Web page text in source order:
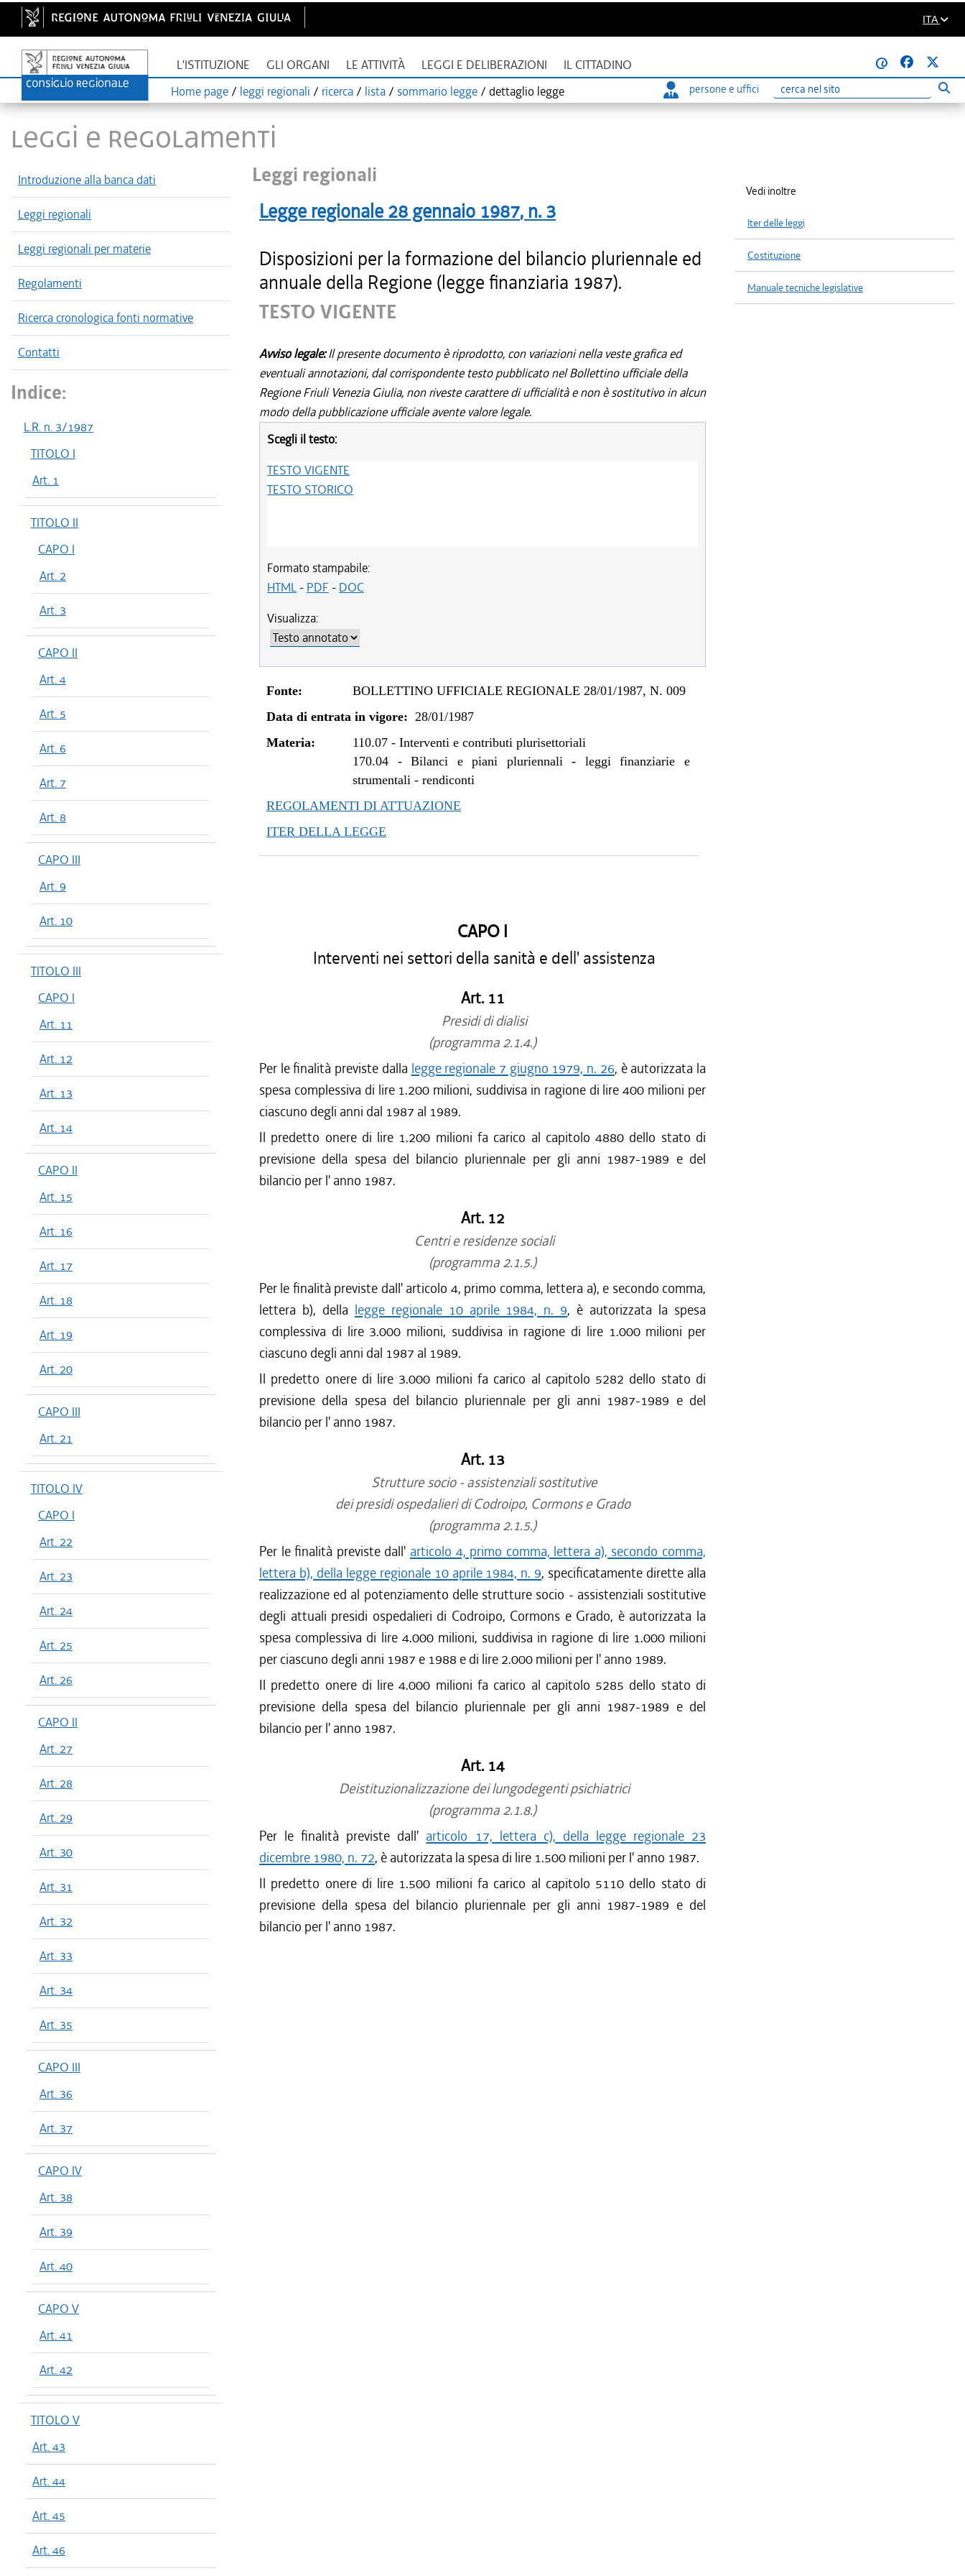
ITA
L'ISTITUZIONE GLI ORGANI LE ATTIVITÀ LEGGI E DELIBERAZIONI IL CITTADINO
@
Home page / leggi regionali / ricerca / lista / sommario legge / dettaglio legge persone e uffici
Ricerca
LEGGI E REGOLAMENTI
Introduzione alla banca dati
Leggi regionali
Leggi regionali per materie
Regolamenti
Ricerca cronologica fonti normative
Contatti
Indice:
L.R. n. 3/1987
TITOLO I
Art. 1
TITOLO II
CAPO I
Art. 2
Art. 3
CAPO II
Art. 4
Art. 5
Art. 6
Art. 7
Art. 8
CAPO III
Art. 9
Art. 10
TITOLO III
CAPO I
Art. 11
Art. 12
Art. 13
Art. 14
CAPO II
Art. 15
Art. 16
Art. 17
Art. 18
Art. 19
Art. 20
CAPO III
Art. 21
TITOLO IV
CAPO I
Art. 22
Art. 23
Art. 24
Art. 25
Art. 26
CAPO II
Art. 27
Art. 28
Art. 29
Art. 30
Art. 31
Art. 32
Art. 33
Art. 34
Art. 35
CAPO III
Art. 36
Art. 37
CAPO IV
Art. 38
Art. 39
Art. 40
CAPO V
Art. 41
Art. 42
TITOLO V
Art. 43
Art. 44
Art. 45
Art. 46
Leggi regionali
Legge regionale 28 gennaio 1987, n. 3
Disposizioni per la formazione del bilancio pluriennale ed
annuale della Regione (legge finanziaria 1987).
TESTO VIGENTE
Avviso legale:Il presente documento è riprodotto, con variazioni nella veste grafica ed
eventuali annotazioni, dal corrispondente testo pubblicato nel Bollettino ufficiale della
Regione Friuli Venezia Giulia, non riveste carattere di ufficialità e non è sostitutivo in alcun
modo della pubblicazione ufficiale avente valore legale.
Scegli il testo:
TESTO VIGENTE
TESTO STORICO
Formato stampabile:
HTML- PDF - DOC
Visualizza:
Fonte:
BOLLETTINO UFFICIALE REGIONALE 28/01/1987, N. 009
Data di entrata in vigore: 28/01/1987
Materia:
110.07 -Interventi e contributi plurisettoriali
170.04 -Bilanci e piani pluriennali - leggi finanziarie e
strumentali - rendiconti
REGOLAMENTI DI ATTUAZIONE
ITER DELLA LEGGE
CAPO I
Interventi nei settori della sanità e dell' assistenza
Art. 11
Presidi di dialisi
(programma 2.1.4.)
Per le finalità previste dalla legge regionale 7 giugno 1979, n. 26, è autorizzata la
spesa complessiva di lire 1.200 milioni, suddivisa in ragione di lire 400 milioni per
ciascuno degli anni dal 1987 al 1989.
Il predetto onere di lire 1.200 milioni fa carico al capitolo 4880 dello stato di
previsione della spesa del bilancio pluriennale per gli anni 1987-1989 e del
bilancio per l' anno 1987.
Art. 12
Centri e residenze sociali
(programma 2.1.5.)
Per le finalità previste dall' articolo 4, primo comma, lettera a), e secondo comma,
lettera b), della legge regionale 10 aprile 1984, n. 9, è autorizzata la spesa
complessiva di lire 3.000 milioni, suddivisa in ragione di lire 1.000 milioni per
ciascuno degli anni dal 1987 al 1989.
Il predetto onere di lire 3.000 milioni fa carico al capitolo 5282 dello stato di
previsione della spesa del bilancio pluriennale per gli anni 1987-1989 e del
bilancio per l' anno 1987.
Art. 13
Strutture socio - assistenziali sostitutive
dei presidi ospedalieri di Codroipo, Cormons e Grado
(programma 2.1.5.)
Per le finalità previste dall' articolo 4, primo comma, lettera a), secondo comma,
lettera b), della legge regionale 10 aprile 1984, n. 9, specificatamente dirette alla
realizzazione ed al potenziamento delle strutture socio - assistenziali sostitutive
degli attuali presidi ospedalieri di Codroipo, Cormons e Grado, è autorizzata la
spesa complessiva di lire 4.000 milioni, suddivisa in ragione di lire 1.000 milioni
per ciascuno degli anni 1987 e 1988 e di lire 2.000 milioni per l' anno 1989.
Il predetto onere di lire 4.000 milioni fa carico al capitolo 5285 dello stato di
previsione della spesa del bilancio pluriennale per gli anni 1987-1989 e del
bilancio per l' anno 1987.
Art. 14
Deistituzionalizzazione dei lungodegenti psichiatrici
(programma 2.1.8.)
Per le finalità previste dall' articolo 17, lettera c), della legge regionale 23
dicembre 1980, n. 72, è autorizzata la spesa di lire 1.500 milioni per l' anno 1987.
Il predetto onere di lire 1.500 milioni fa carico al capitolo 5110 dello stato di
previsione della spesa del bilancio pluriennale per gli anni 1987-1989 e del
bilancio per l' anno 1987.
Vedi inoltre
Iter delle leggi
Costituzione
Manuale tecniche legislative